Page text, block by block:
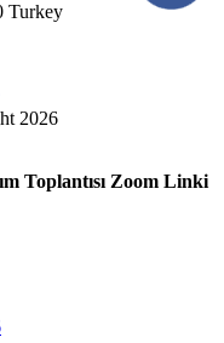
Turkey
2026
Toplantısı Zoom Linki